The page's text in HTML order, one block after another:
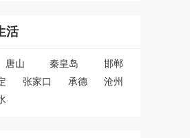
活
唐山 秦皇岛
邯郸
张家口 承德
沧州